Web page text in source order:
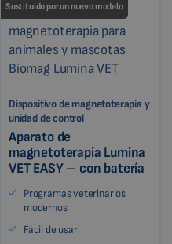
Sustituido por un nuevo modelo
Dispositivo de magnetoterapia y
unidad de control
Aparato de
magnetoterapia Lumina
VET EASY – con batería
Programas veterinarios
modernos
Fácil de usar